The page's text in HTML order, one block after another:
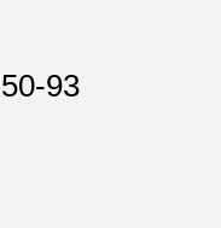
93